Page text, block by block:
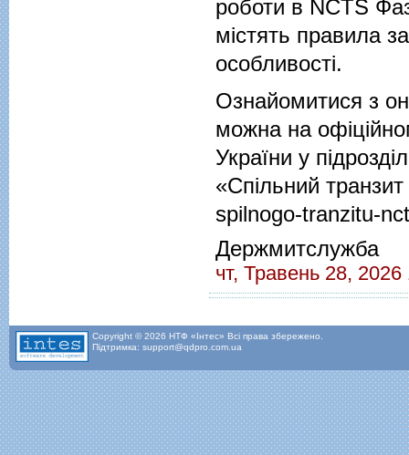
роботи в NCTS
містять правила
особливості.
Ознайомитися з
можна на
України у
«Спільний
spilnogo-tranzitu-
Держмитслужба
чт, Травень 28, 2026
Copyright © 2026 НТФ «Інтес» Всі права збережено.
Підтримка: support@qdpro.com.ua